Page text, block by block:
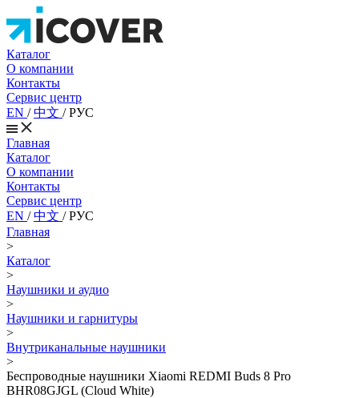
Каталог
О компании
Контакты
Сервис центр
EN /中文 /РУС
Главная
Каталог
О компании
Контакты
Сервис центр
EN /中文 /РУС
Главная
>
Каталог
>
Наушники и аудио
>
Наушники и гарнитуры
>
Внутриканальные наушники
>
Беспроводные наушники Xiaomi REDMI Buds 8 Pro
BHR08GJGL (Cloud White)